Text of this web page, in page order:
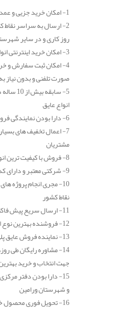
1- امکان خرید جزیی و عمده انواع عایق پلی یورتان
2- ارسال به سراسر
روز کاری و در سایر شهرستان ها
3- امکان خرید اینترنتی انواع عایق پلی یورتان
4- امکان ثبت سفارش و
صورت تلفنی و بدون نیاز
5-
انواع عایق
6- دارا بودن نمایندگی فروش معتبر
7- اعمال تخفیف های
مشتریان
8- فروش با کیفیت ترین انواع عایق پلی یورتان
9- شرکتی معتبر و دارای کد ثبتی
10- مجری انجام پروژه
نقاط کشور
11- ارسال سریع پیش فاکتور برای مشتریان گرامی
12- فروشنده بهترین نوع انواع عایق پلی یورتان
13- نماینده فروش عایق پلی یورتان در کشور
14- مشاوره رایگان طی
جهت انتخاب و خرید
15- دارا بودن دفتر
و شهرستان ورامین
16- تحویل فوری محصول خریداری شده